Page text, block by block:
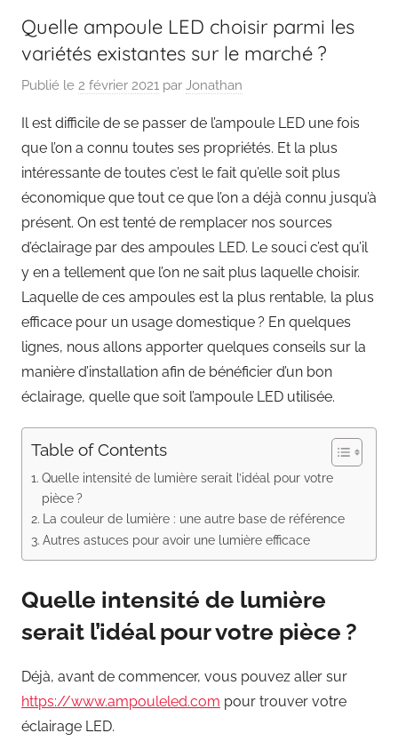
Quelle ampoule LED choisir parmi les
variétés existantes sur le marché ?
Publié le 2 février 2021 par Jonathan
Il est difficile de se passer de l’ampoule LED une fois
que l’on a connu toutes ses propriétés. Et la plus
intéressante de toutes c’est le fait qu’elle soit plus
économique que tout ce que l’on a déjà connu jusqu’à
présent. On est tenté de remplacer nos sources
d’éclairage par des ampoules LED. Le souci c’est qu’il
y en a tellement que l’on ne sait plus laquelle choisir.
Laquelle de ces ampoules est la plus rentable, la plus
efficace pour un usage domestique ? En quelques
lignes, nous allons apporter quelques conseils sur la
manière d’installation afin de bénéficier d’un bon
éclairage, quelle que soit l’ampoule LED utilisée.
Table of Contents
Quelle intensité de lumière serait l’idéal pour votre
pièce ?
La couleur de lumière : une autre base de référence
Autres astuces pour avoir une lumière efficace
Quelle intensité de lumière
serait l’idéal pour votre pièce ?
Déjà, avant de commencer, vous pouvez aller sur
https://www.ampouleled.com pour trouver votre
éclairage LED.